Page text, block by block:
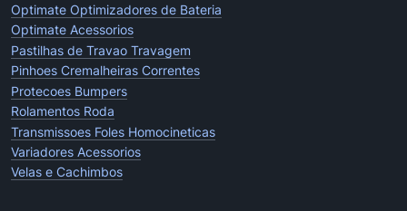
Optimate Optimizadores de Bateria
Optimate Acessorios
Pastilhas de Travao Travagem
Pinhoes Cremalheiras Correntes
Protecoes Bumpers
Rolamentos Roda
Transmissoes Foles Homocineticas
Variadores Acessorios
Velas e Cachimbos